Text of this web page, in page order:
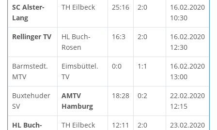
SC Alster-
Lang
TH Eilbeck 25:16 2:0
16.02.2020
10:30
Rellinger TV
HL Buch-
Rosen
16:3 2:0
16.02.2020
12:30
Barmstedt.
MTV
Eimsbüttel.
TV
0:0 1:1
16.02.2020
13:00
Buxtehuder
SV
AMTV
Hamburg
18:28 0:2
22.02.2020
12:15
HL Buch-
TH Eilbeck 12:11 2:0
23.02.2020